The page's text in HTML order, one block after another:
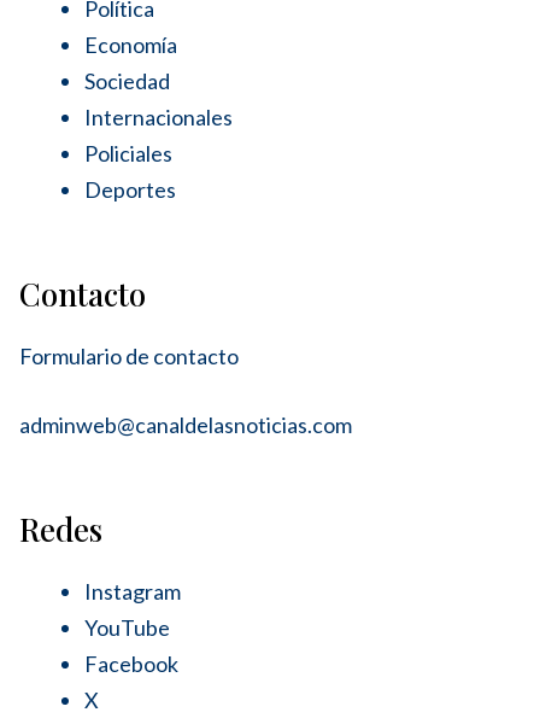
Política
Economía
Sociedad
Internacionales
Policiales
Deportes
Contacto
Formulario de contacto
adminweb@canaldelasnoticias.com
Redes
Instagram
YouTube
Facebook
X